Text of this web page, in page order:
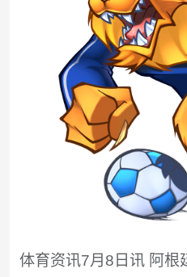
体育资讯7月8日讯 阿根